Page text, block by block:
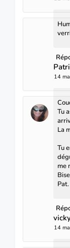
14
Tu
La
Tu
me
Pat.
14